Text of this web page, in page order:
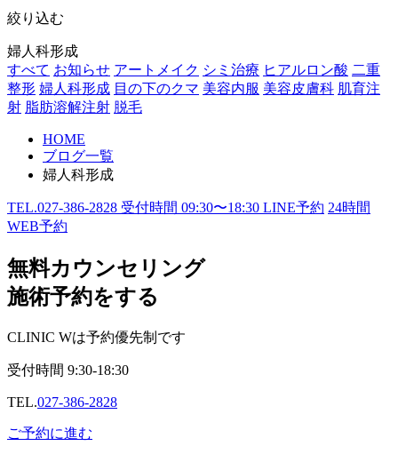
絞り込む
婦人科形成
すべて お知らせ アートメイク シミ治療 ヒアルロン酸 二重
整形 婦人科形成 目の下のクマ 美容内服 美容皮膚科 肌育注
射 脂肪溶解注射 脱毛
HOME
ブログ一覧
婦人科形成
TEL.027-386-2828 受付時間 09:30〜18:30 LINE予約 24時間
WEB予約
無料カウンセリング
施術予約をする
CLINIC Wは予約優先制です
受付時間 9:30-18:30
TEL.027-386-2828
ご予約に進む